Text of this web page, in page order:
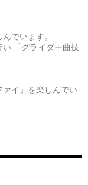
でいます。
「グライダー曲技
ァイ」を楽しんでい